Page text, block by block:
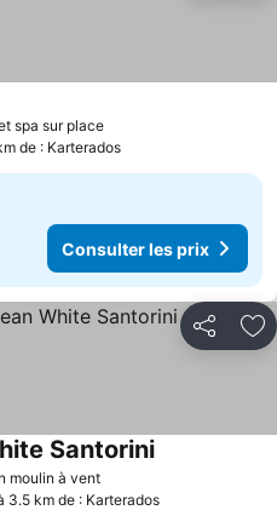
spa sur place
de : Karterados
Consulter les prix
Partager
moulin à vent
Santorini
3.5 km de : Karterados